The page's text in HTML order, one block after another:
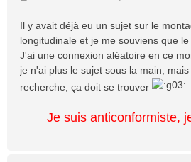
e
s
a
g
e
Il y avait déjà eu un sujet sur le
longitudinale et je me souviens que
J'ai une connexion aléatoire en ce
je n'ai plus le sujet sous la main,
recherche, ça doit se trouver
Je suis anticonformiste,